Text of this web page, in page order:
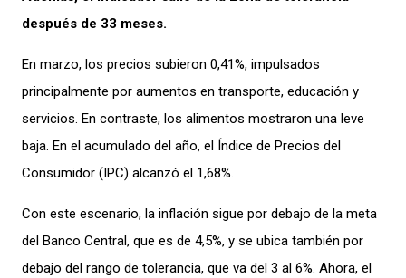
después de 33 meses.
En marzo, los precios subieron 0,41%, impulsados
principalmente por aumentos en transporte, educación y
servicios. En contraste, los alimentos mostraron una leve
baja. En el acumulado del año, el Índice de Precios del
Consumidor (IPC) alcanzó el 1,68%.
Con este escenario, la inflación sigue por debajo de la meta
del Banco Central, que es de 4,5%, y se ubica también por
debajo del rango de tolerancia, que va del 3 al 6%. Ahora, el